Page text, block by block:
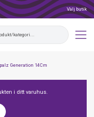
Välj butik
Generation 14Cm
i ditt varuhus.